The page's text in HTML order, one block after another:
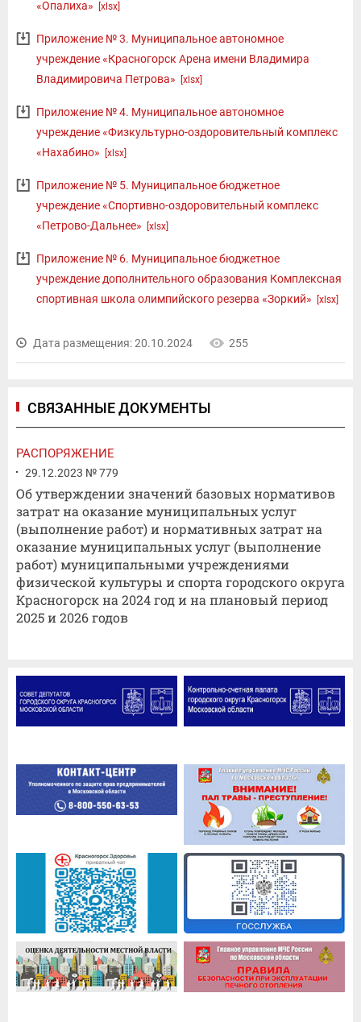
«Опалиха» [xlsx]
Приложение № 3. Муниципальное автономное
учреждение «Красногорск Арена имени Владимира
Владимировича Петрова»
[xlsx]
Приложение № 4. Муниципальное автономное
учреждение «Физкультурно-оздоровительный комплекс
«Нахабино»
[xlsx]
Приложение № 5. Муниципальное бюджетное
учреждение «Спортивно-оздоровительный комплекс
«Петрово-Дальнее»
[xlsx]
Приложение № 6. Муниципальное бюджетное
учреждение дополнительного образования Комплексная
спортивная школа олимпийского резерва «Зоркий»
[xlsx]
Дата размещения: 20.10.2024 255
СВЯЗАННЫЕ ДОКУМЕНТЫ
РАСПОРЯЖЕНИЕ
29.12.2023 № 779
Об утверждении значений базовых нормативов
затрат на оказание муниципальных услуг
(выполнение работ) и нормативных затрат на
оказание муниципальных услуг (выполнение
работ) муниципальными учреждениями
физической культуры и спорта городского округа
Красногорск на 2024 год и на плановый период
2025 и 2026 годов